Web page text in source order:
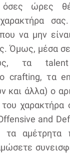
όσες ώρες
να μην
Όμως, μέσα
τα
crafting, τα
και άλλα) ο
χαρακτήρα
and
αμέτρητα